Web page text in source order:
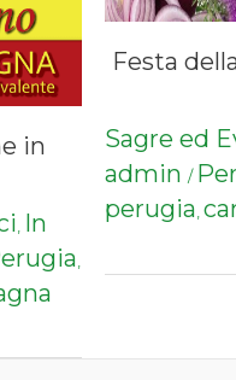
in
, In
,
Festa
Sagre ed
admin /
perugia,